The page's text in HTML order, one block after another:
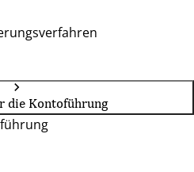
die Kontoführung